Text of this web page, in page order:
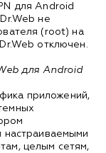
для Android
не
(root) на
отключен.
для Android
приложений,
настраиваемыми
целым сетям,